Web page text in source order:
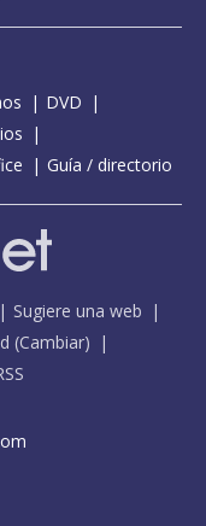
DVD
Guía / directorio
Sugiere una web
(Cambiar)